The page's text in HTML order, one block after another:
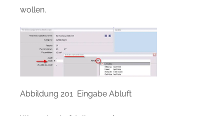
wollen.
Abbildung 201 Eingabe Abluft